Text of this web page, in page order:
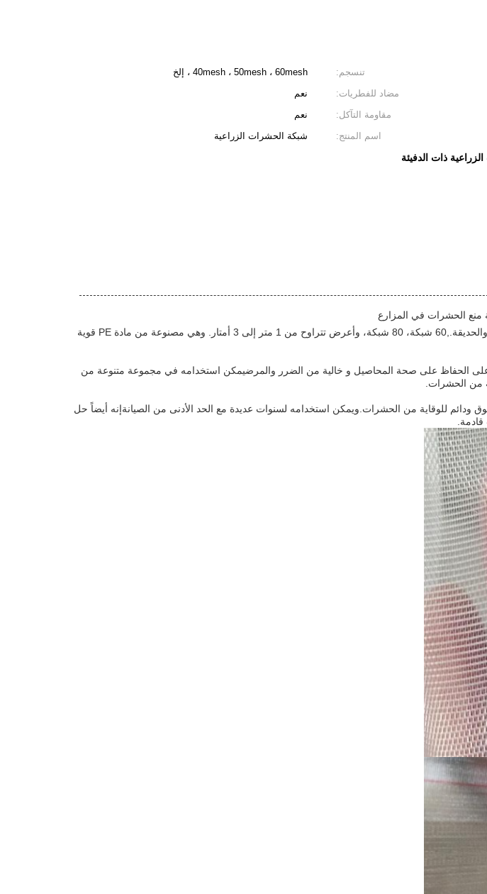
تنسجم:
40mesh ، 50mesh ، 60mesh ، إلخ
مضاد للفطريات:
نعم
مقاومة التآكل:
نعم
اسم المنتج:
شبكة الحشرات الزراعية
ذات الدفيئة
منع الحشرات في المزارع
الزراعة شبكة الحشرات هو الحل المثالي للحفاظ على الحشرات بعيدا عن مزرعتك، حديقة الفاكهة والحديقة.,60 شبكة، 80 شبكة، وأعرض تتراوح من 1 متر إلى 3 أمتار. وهي مصنوعة من مادة PE قوية
الحفاظ على صحة المحاصيل و خالية من الضرر والمرضيمكن استخدامه في مجموعة متنوعة من
من الحشرات.
ودائم للوقاية من الحشرات.ويمكن استخدامه لسنوات عديدة مع الحد الأدنى من الصيانةإنه أيضاً حل